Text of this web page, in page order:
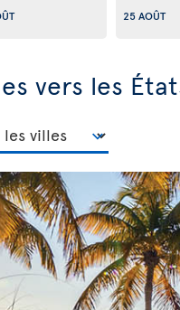
25 AOÛT
vers les